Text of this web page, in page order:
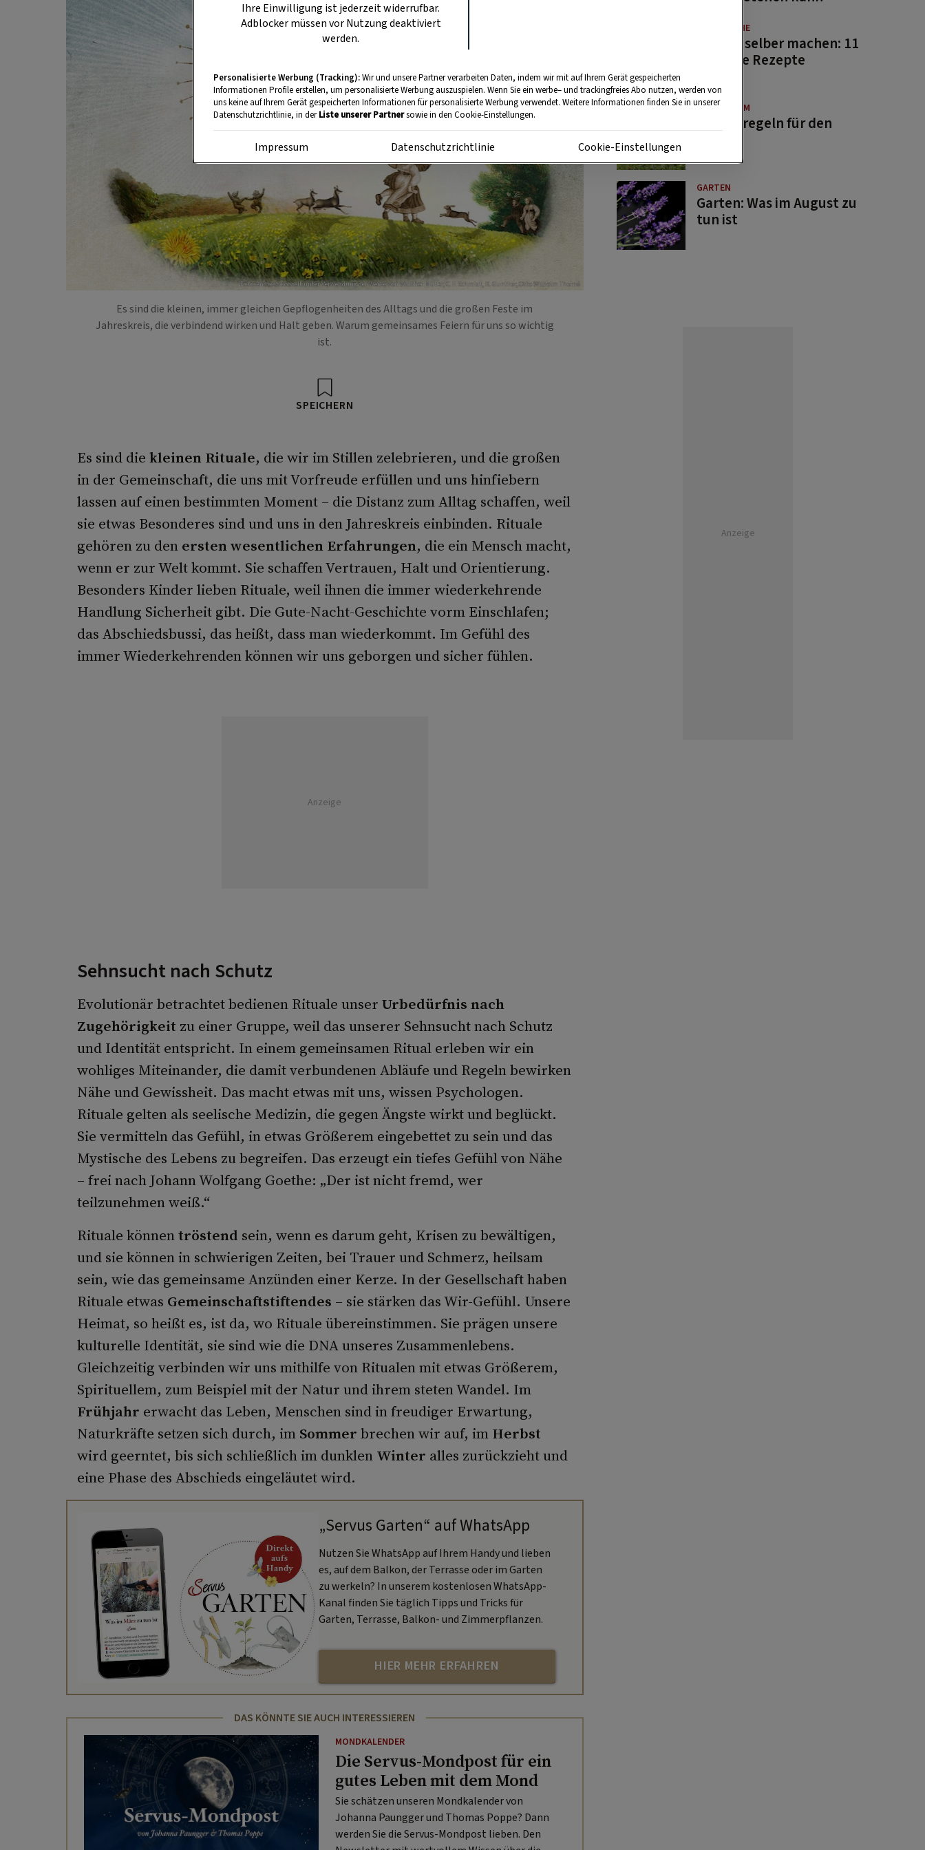
Foto: Andreas Posselt unter Verwendung der Werke von Walther Müller, C. F. Schmidt, K. Gunther, Otto Wilhelm Thomé
Es sind die kleinen, immer gleichen Gepflogenheiten des Alltags und die großen Feste im
Jahreskreis, die verbindend wirken und Halt geben. Warum gemeinsames Feiern für uns so wichtig
ist.
SPEICHERN
Es sind die kleinen Rituale, die wir im Stillen zelebrieren, und die großen
in der Gemeinschaft, die uns mit Vorfreude erfüllen und uns hinfiebern
lassen auf einen bestimmten Moment – die Distanz zum Alltag schaffen, weil
sie etwas Besonderes sind und uns in den Jahreskreis einbinden. Rituale
gehören zu den ersten wesentlichen Erfahrungen, die ein Mensch macht,
wenn er zur Welt kommt. Sie schaffen Vertrauen, Halt und Orientierung.
Besonders Kinder lieben Rituale, weil ihnen die immer wiederkehrende
Handlung Sicherheit gibt. Die Gute-Nacht-Geschichte vorm Einschlafen;
das Abschiedsbussi, das heißt, dass man wiederkommt. Im Gefühl des
immer Wiederkehrenden können wir uns geborgen und sicher fühlen.
Anzeige
Sehnsucht nach Schutz
Evolutionär betrachtet bedienen Rituale unser Urbedürfnis nach
Zugehörigkeit zu einer Gruppe, weil das unserer Sehnsucht nach Schutz
und Identität entspricht. In einem gemeinsamen Ritual erleben wir ein
wohliges Miteinander, die damit verbundenen Abläufe und Regeln bewirken
Nähe und Gewissheit. Das macht etwas mit uns, wissen Psychologen.
Rituale gelten als seelische Medizin, die gegen Ängste wirkt und beglückt.
Sie vermitteln das Gefühl, in etwas Größerem eingebettet zu sein und das
Mystische des Lebens zu begreifen. Das erzeugt ein tiefes Gefühl von Nähe
– frei nach Johann Wolfgang Goethe: „Der ist nicht fremd, wer
teilzunehmen weiß.“
Rituale könnentröstend sein, wenn es darum geht, Krisen zu bewältigen,
und sie können in schwierigen Zeiten, bei Trauer und Schmerz, heilsam
sein, wie das gemeinsame Anzünden einer Kerze. In der Gesellschaft haben
Rituale etwas Gemeinschaftstiftendes – sie stärken das Wir-Gefühl. Unsere
Heimat, so heißt es, ist da, wo Rituale übereinstimmen. Sie prägen unsere
kulturelle Identität, sie sind wie die DNA unseres Zusammenlebens.
Gleichzeitig verbinden wir uns mithilfe von Ritualen mit etwas Größerem,
Spirituellem, zum Beispiel mit der Natur und ihrem steten Wandel. Im
Frühjahr erwacht das Leben, Menschen sind in freudiger Erwartung,
Naturkräfte setzen sich durch, im Sommer brechen wir auf, im Herbst
wird geerntet, bis sich schließlich im dunklen Winter alles zurückzieht und
eine Phase des Abschieds eingeläutet wird.
„Servus Garten“ auf WhatsApp
Nutzen Sie WhatsApp auf Ihrem Handy und lieben
es, auf dem Balkon, der Terrasse oder im Garten
zu werkeln? In unserem kostenlosen WhatsApp-
Kanal finden Sie täglich Tipps und Tricks für
Garten, Terrasse, Balkon- und Zimmerpflanzen.
HIER MEHR ERFAHREN
DAS KÖNNTE SIE AUCH INTERESSIEREN
MONDKALENDER
Die Servus-Mondpost für ein
gutes Leben mit dem Mond
Sie schätzen unseren Mondkalender von
Johanna Paungger und Thomas Poppe? Dann
werden Sie die Servus-Mondpost lieben. Den
GUTE KÜCHE
Saucen selber machen: 11
beliebte Rezepte
BRAUCHTUM
Bauernregeln für den
GARTEN
Garten: Was im August zu
tun ist
Anzeige
Ihre Einwilligung ist jederzeit widerrufbar.
Adblocker müssen vor Nutzung deaktiviert
werden.
Personalisierte Werbung (Tracking):Wir und unsere Partner verarbeiten Daten, indem wir mit auf Ihrem Gerät gespeicherten
Informationen Profile erstellen, um personalisierte Werbung auszuspielen. Wenn Sie ein werbe– und trackingfreies Abo nutzen, werden von
uns keine auf Ihrem Gerät gespeicherten Informationen für personalisierte Werbung verwendet. Weitere Informationen finden Sie in unserer
Datenschutzrichtlinie, in derListe unserer Partnersowie in den Cookie-Einstellungen.
Impressum Datenschutzrichtlinie Cookie-Einstellungen